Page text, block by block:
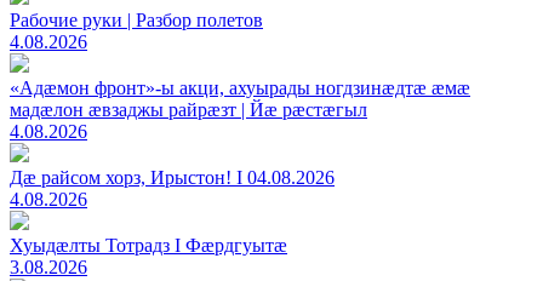
Рабочие руки | Разбор полетов
4.08.2026
«Адæмон фронт»-ы акци, ахуырады ногдзинæдтæ æмæ
мадæлон æвзаджы райрæзт | Йæ рæстæгыл
4.08.2026
Дæ райсом хорз, Ирыстон! I 04.08.2026
4.08.2026
Хуыдæлты Тотрадз I Фæрдгуытæ
3.08.2026